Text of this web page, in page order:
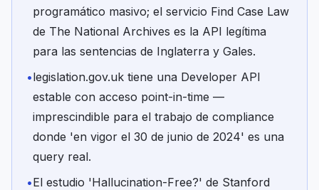
programático masivo; el servicio Find Case Law
de The National Archives es la API legítima
para las sentencias de Inglaterra y Gales.
•legislation.gov.uk tiene una Developer API
estable con acceso point-in-time —
imprescindible para el trabajo de compliance
donde 'en vigor el 30 de junio de 2024' es una
query real.
•El estudio 'Hallucination-Free?' de Stanford